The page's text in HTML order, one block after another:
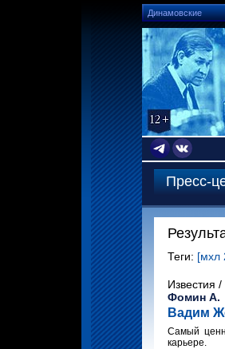
Динамовские
Пресс-
Теги: [мхл
Известия
Фомин А.
Вадим
Самый
карьере.